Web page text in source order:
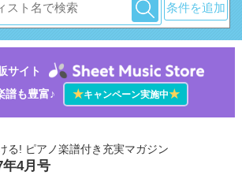
条件を追加
サイト
譜も豊富♪
★キャンペーン実施中★
る! ピアノ楽譜付き充実マガジン
年4月号